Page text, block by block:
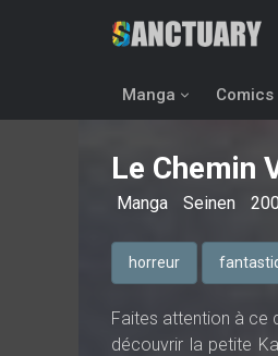
Manga Comics
Le Chemin
Manga Seinen
horreur
Faites attention à ce
découvrir la petite